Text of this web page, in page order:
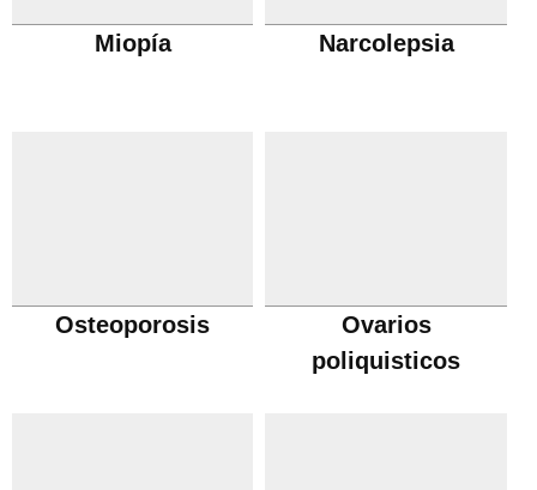
Miopía Narcolepsia
Osteoporosis
Ovarios
poliquisticos